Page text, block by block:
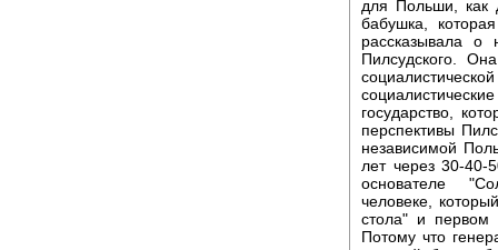
для Польши,
бабушка,
рассказывала о
Пилсудского.
государство,
перспективы
независимой
лет через 30-40-
основателе
человеке,
стола" и первом
Потому что